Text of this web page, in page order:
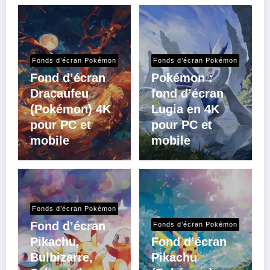
Fonds d’écran Pokémon
Fond d’écran
Dracaufeu
(Pokémon) 4K
pour PC et
mobile
Fonds d’écran Pokémon
Pokémon :
fond d’écran
Lugia en 4K
pour PC et
mobile
Fonds d’écran Pokémon
Fond d’écran
Pikachu,
Bulbizarre,
Fonds d’écran Pokémon
Fond d’écran
Pikachu